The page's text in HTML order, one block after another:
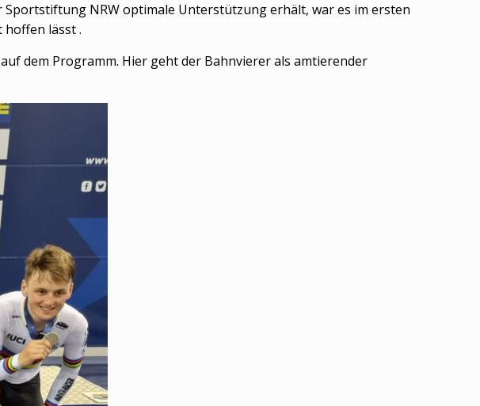
Sportstiftung NRW optimale Unterstützung erhält, war es im ersten
lässt .
dem Programm. Hier geht der Bahnvierer als amtierender